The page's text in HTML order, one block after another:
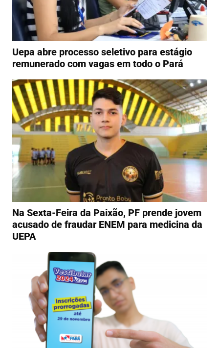
Uepa abre processo seletivo para estágio
remunerado com vagas em todo o Pará
Na Sexta-Feira da Paixão, PF prende jovem
acusado de fraudar ENEM para medicina da
UEPA